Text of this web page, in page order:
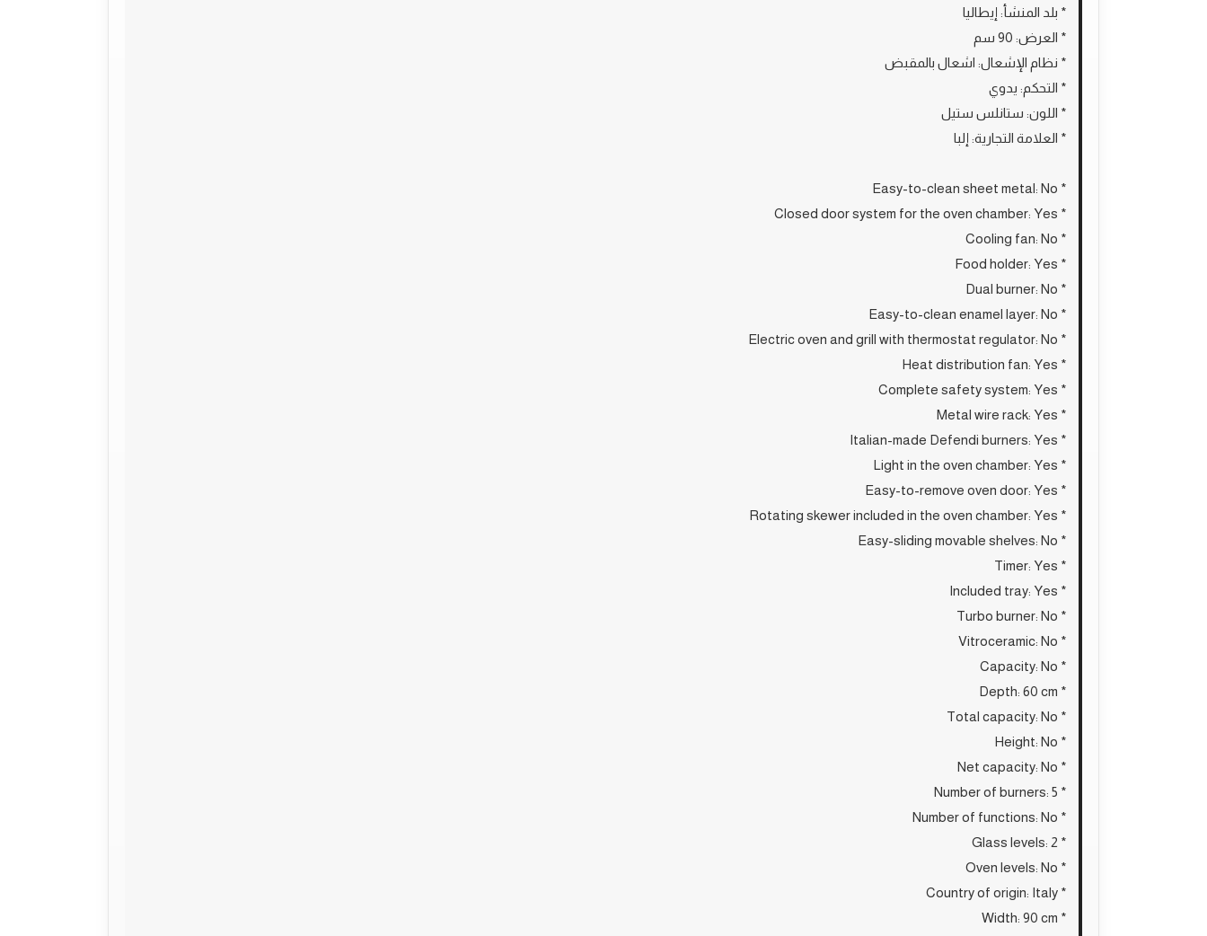
* بلد المنشأ: إيطاليا
* العرض: 90 سم
* نظام الإشعال: اشعال بالمقبض
* التحكم: يدوي
* اللون: ستانلس ستيل
* العلامة التجارية: إلبا
* Easy-to-clean sheet metal: No
* Closed door system for the oven chamber: Yes
* Cooling fan: No
* Food holder: Yes
* Dual burner: No
* Easy-to-clean enamel layer: No
* Electric oven and grill with thermostat regulator: No
* Heat distribution fan: Yes
* Complete safety system: Yes
* Metal wire rack: Yes
* Italian-made Defendi burners: Yes
* Light in the oven chamber: Yes
* Easy-to-remove oven door: Yes
* Rotating skewer included in the oven chamber: Yes
* Easy-sliding movable shelves: No
* Timer: Yes
* Included tray: Yes
* Turbo burner: No
* Vitroceramic: No
* Capacity: No
* Depth: 60 cm
* Total capacity: No
* Height: No
* Net capacity: No
* Number of burners: 5
* Number of functions: No
* Glass levels: 2
* Oven levels: No
* Country of origin: Italy
* Width: 90 cm